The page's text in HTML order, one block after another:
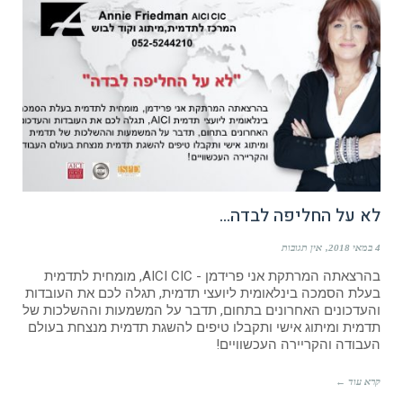
לא על החליפה לבדה…
4 במאי 2018 אין תגובות
בהרצאתה המרתקת אני פרידמן - AICI CIC, מומחית לתדמית
בעלת הסמכה בינלאומית ליועצי תדמית, תגלה לכם את העובדות
והעדכונים האחרונים בתחום, תדבר על המשמעות וההשלכות של
תדמית ומיתוג אישי ותקבלו טיפים להשגת תדמית מנצחת בעולם
העבודה והקריירה העכשוויים!
קרא עוד ←